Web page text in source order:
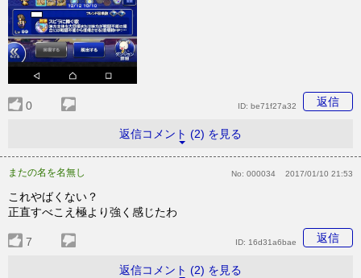
0 返信
ID: be71f27a32
返信コメント (2) を見る
またの名を名無し No: 000034 2017/01/10 21:53
これやばくない？
正直すべこえ極より強く感じたわ
7 返信
ID: 16d31a6bae
返信コメント (2) を見る